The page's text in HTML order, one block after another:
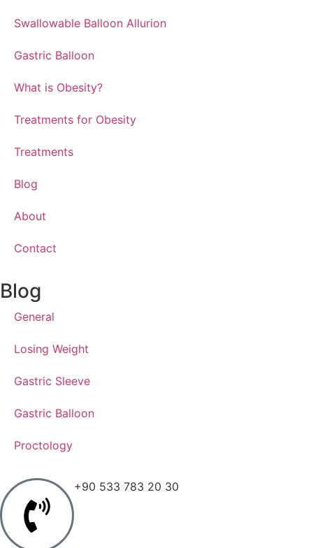
Swallowable Balloon Allurion
Gastric Balloon
What is Obesity?
Treatments for Obesity
Treatments
Blog
About
Contact
Blog
General
Losing Weight
Gastric Sleeve
Gastric Balloon
Proctology
+90 533 783 20 30